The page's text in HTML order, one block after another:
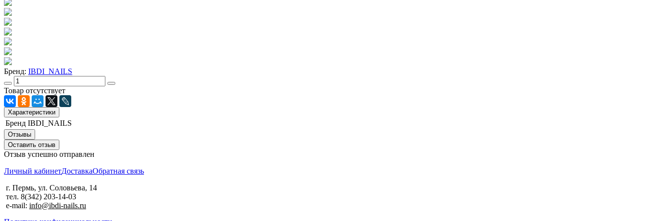
Бренд: IBDI_NAILS
Товар отсутствует
Характеристики
Бренд IBDI_NAILS
Отзывы
Оставить отзыв
Отзыв успешно отправлен
Личный кабинетДоставкаОбратная связь
г. Пермь, ул. Соловьева, 14
тел. 8(342) 203-14-03
e-mail: info@ibdi-nails.ru